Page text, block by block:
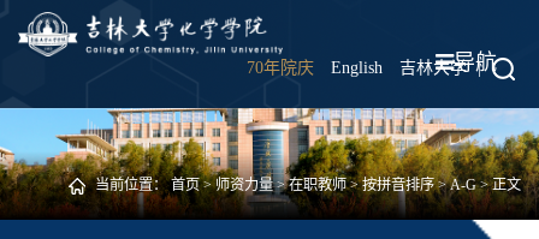
70年院庆 English 吉林大学 |
导航
当前位置：首页>师资力量>在职教师>按拼音排序>A-G> 正文